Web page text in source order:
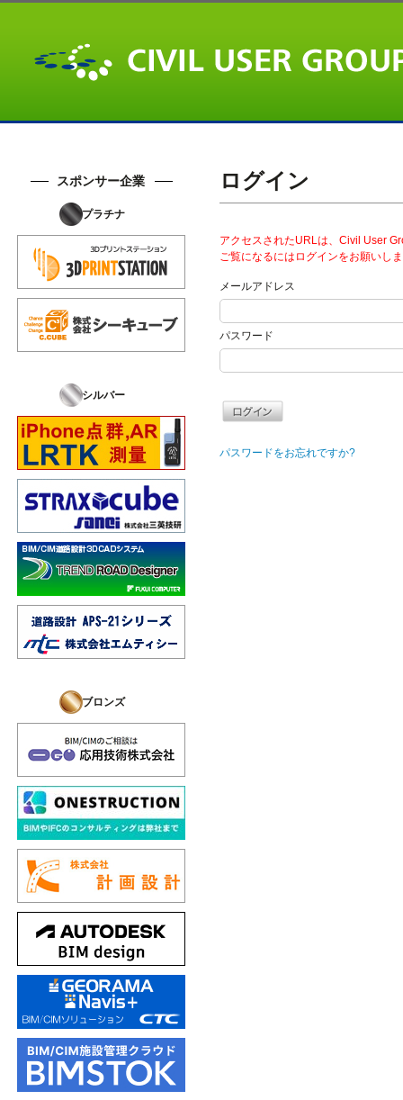
スポンサー企業
プラチナ
シルバー
ブロンズ
ログイン
アクセスされたURLは、Civil User
ご覧になるにはログインをお願いし
メールアドレス
パスワード
パスワードをお忘れですか?